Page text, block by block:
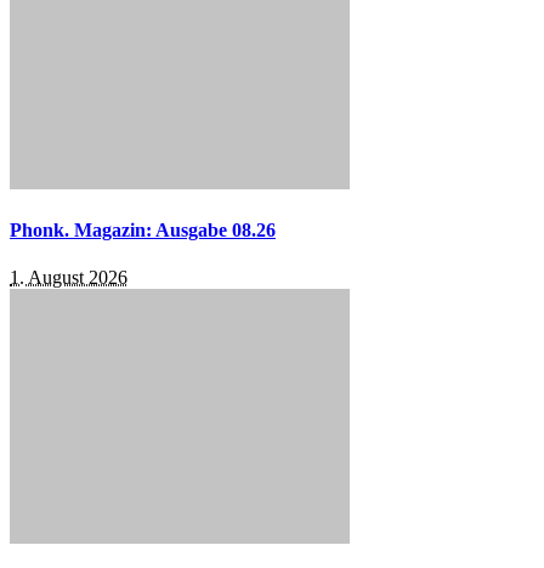
Phonk. Magazin: Ausgabe 08.26
1. August 2026